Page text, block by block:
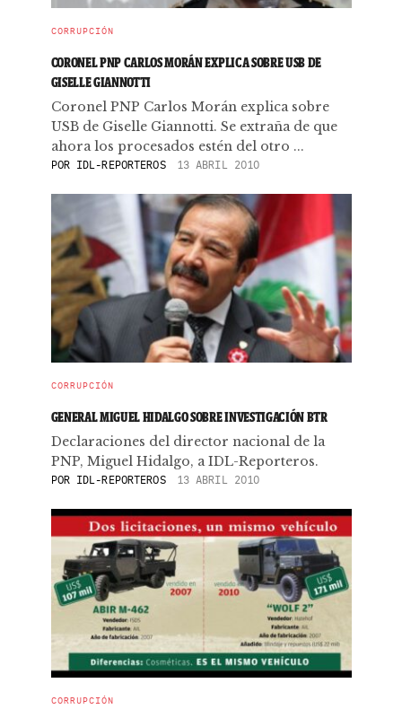
CORRUPCIÓN
CORONEL PNP CARLOS MORÁN EXPLICA SOBRE USB DE
GISELLE GIANNOTTI
Coronel PNP Carlos Morán explica sobre
USB de Giselle Giannotti. Se extraña de que
ahora los procesados estén del otro ...
POR IDL-REPORTEROS 13 ABRIL 2010
CORRUPCIÓN
GENERAL MIGUEL HIDALGO SOBRE INVESTIGACIÓN BTR
Declaraciones del director nacional de la
PNP, Miguel Hidalgo, a IDL-Reporteros.
POR IDL-REPORTEROS 13 ABRIL 2010
CORRUPCIÓN